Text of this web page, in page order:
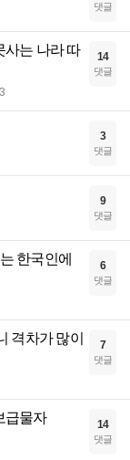
댓글
사는 나라 따
14
댓글
3
댓글
9
댓글
한국인에
6
댓글
격차가 많이
7
댓글
급물자 14
댓글